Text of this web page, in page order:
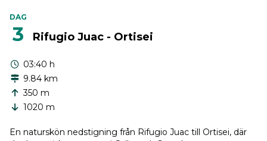
DAG
3 Rifugio Juac - Ortisei
03:40 h
9.84 km
350 m
1020 m
En naturskön nedstigning från Rifugio Juac till Ortisei, där